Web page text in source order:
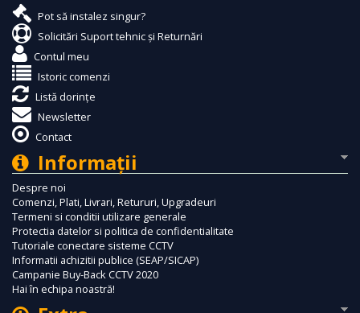
Pot să instalez singur?
Solicitări Suport tehnic și Returnări
Contul meu
Istoric comenzi
Listă dorințe
Newsletter
Contact
Informaţii
Despre noi
Comenzi, Plati, Livrari, Retururi, Upgradeuri
Termeni si conditii utilizare generale
Protectia datelor si politica de confidentialitate
Tutoriale conectare sisteme CCTV
Informatii achizitii publice (SEAP/SICAP)
Campanie Buy-Back CCTV 2020
Hai în echipa noastră!